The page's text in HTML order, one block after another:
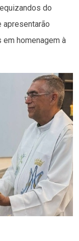
do
apresentarão
homenagem à